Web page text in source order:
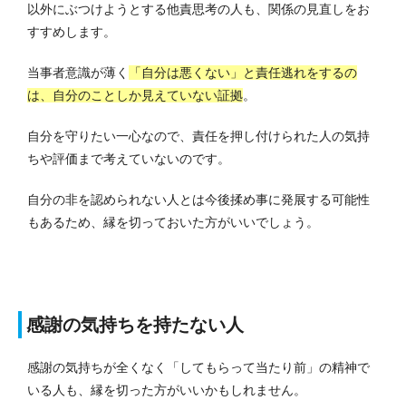
以外にぶつけようとする他責思考の人も、関係の見直しをお
すすめします。
当事者意識が薄く
「自分は悪くない」と責任逃れをするの
は、自分のことしか見えていない証拠。
自分を守りたい一心なので、責任を押し付けられた人の気持
ちや評価まで考えていないのです。
自分の非を認められない人とは今後揉め事に発展する可能性
もあるため、縁を切っておいた方がいいでしょう。
感謝の気持ちを持たない人
感謝の気持ちが全くなく「してもらって当たり前」の精神で
いる人も、縁を切った方がいいかもしれません。